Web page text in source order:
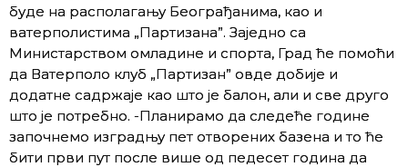
буде на располагању Београђанима, као и
ватерполистима „Партизана”. Заједно са
Министарством омладине и спорта, Град ће помоћи
да Ватерполо клуб „Партизан” овде добије и
додатне садржаје као што је балон, али и све друго
што је потребно. -Планирамо да следеће године
започнемо изградњу пет отворених базена и то ће
бити први пут после више од педесет година да